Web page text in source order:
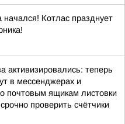
начался! Котлас празднует
активизировались: теперь
в мессенджерах и
почтовым ящикам листовки
проверить счётчики